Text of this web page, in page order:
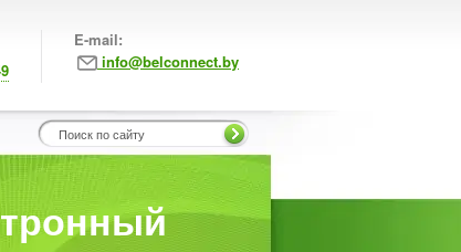
E-mail:
info@belconnect.by